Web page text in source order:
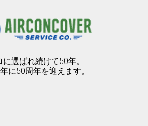
o
o
k
b
e
g
r
a
に選ばれ続けて50年。
に50周年を迎えます。